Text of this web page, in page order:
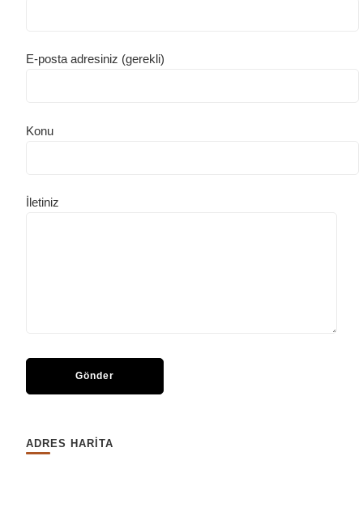
E-posta adresiniz (gerekli)
Konu
İletiniz
ADRES HARİTA